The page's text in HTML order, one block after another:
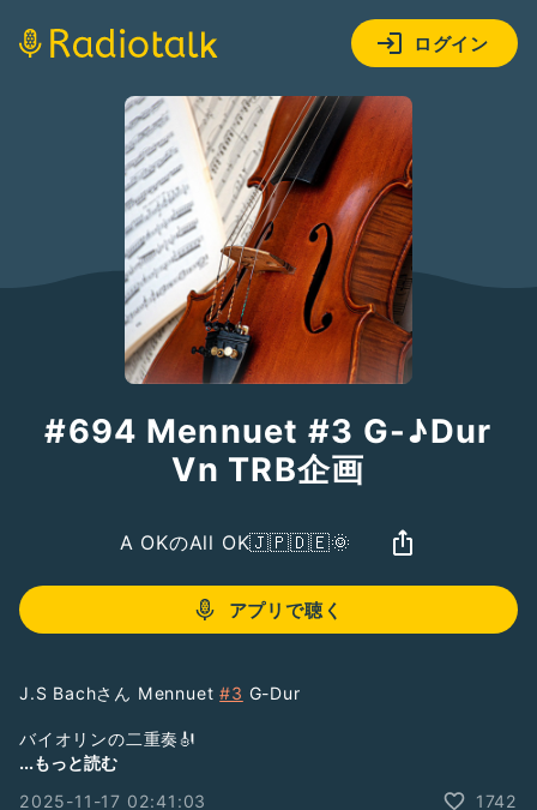
ログイン
#694 Mennuet #3 G-♪Dur
Vn TRB企画
A OKのAll OK🇯🇵🇩🇪🌞
アプリで聴く
J.S Bachさん Mennuet#3 G-Dur
バイオリンの二重奏🎻
...もっと読む
2025-11-17 02:41:03
1742